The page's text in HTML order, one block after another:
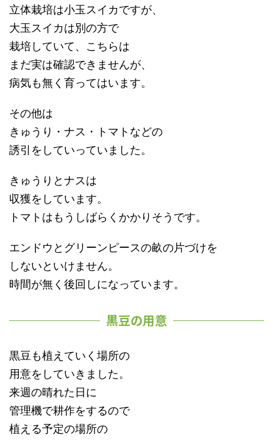
立体栽培は小玉スイカですが、
大玉スイカは別の方で
栽培していて、こちらは
まだ実は確認できませんが、
病気も無く育ってはいます。
その他は
きゅうり・ナス・トマトなどの
誘引をしていっていました。
きゅうりとナスは
収獲をしています。
トマトはもうしばらくかかりそうです。
エンドウとグリーンピースの畝の片づけを
しないといけません。
時間が無く後回しになっています。
黒豆の用意
黒豆も植えていく場所の
用意をしていきました。
来週の晴れた日に
管理機で耕作をするので
植える予定の場所の